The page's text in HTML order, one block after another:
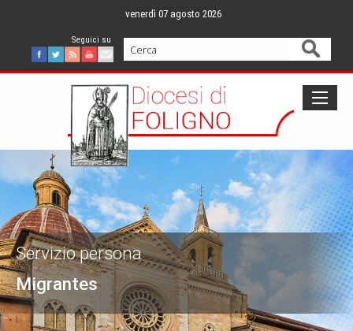
content
venerdì 07 agosto 2026
Facebook
Twitter
FeedYoutube
Mail
Cerca
Migrantes
Servizio persona